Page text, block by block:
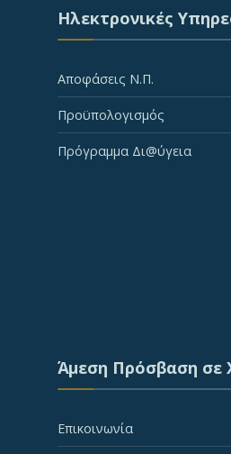
Ηλεκτρονικές
Αποφάσεις Ν.Π.
Προϋπολογισμός
Πρόγραμμα Δι@ύγεια
Άμεση Πρόσβαση σε
Επικοινωνία